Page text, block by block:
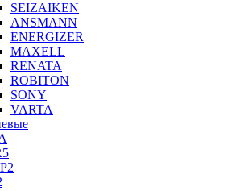
SEIZAIKEN
ANSMANN
ENERGIZER
MAXELL
RENATA
ROBITON
SONY
VARTA